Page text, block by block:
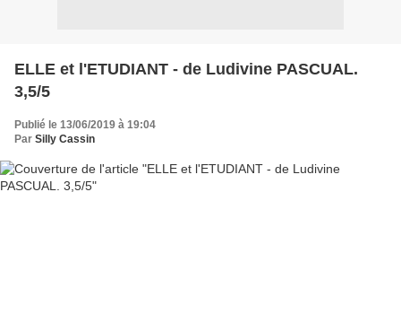
ELLE et l'ETUDIANT - de Ludivine PASCUAL.
3,5/5
Publié le 13/06/2019 à 19:04
Par Silly Cassin